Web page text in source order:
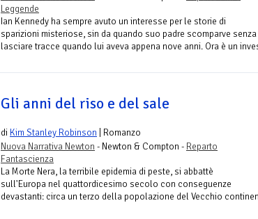
Leggende
Ian Kennedy ha sempre avuto un interesse per le storie di
sparizioni misteriose, sin da quando suo padre scomparve senza
lasciare tracce quando lui aveva appena nove anni. Ora è un
Gli anni del riso e del sale
di Kim Stanley Robinson | Romanzo
Nuova Narrativa Newton - Newton & Compton - Reparto
Fantascienza
La Morte Nera, la terribile epidemia di peste, si abbattè
sull'Europa nel quattordicesimo secolo con conseguenze
devastanti: circa un terzo della popolazione del Vecchio